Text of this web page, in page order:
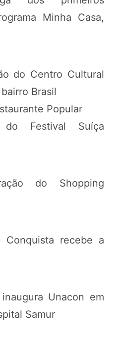
Minha Casa,
do Centro Cultural
Brasil
Popular
do Festival Suíça
do Shopping
Conquista recebe a
Unacon em
Samur